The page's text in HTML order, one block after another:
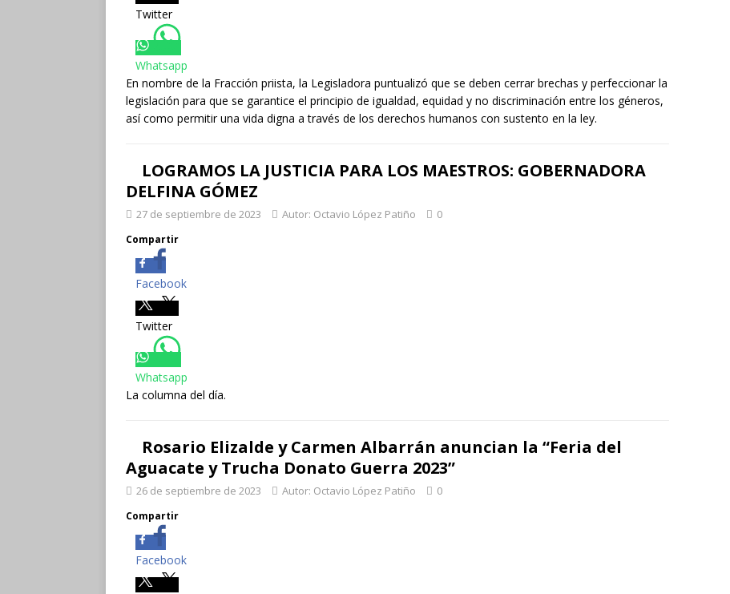
Twitter
Whatsapp
En nombre de la Fracción priista, la Legisladora puntualizó que se deben cerrar brechas y perfeccionar la
legislación para que se garantice el principio de igualdad, equidad y no discriminación entre los géneros,
así como permitir una vida digna a través de los derechos humanos con sustento en la ley.
LOGRAMOS LA JUSTICIA PARA LOS MAESTROS: GOBERNADORA
DELFINA GÓMEZ
27 de septiembre de 2023 Autor: Octavio López Patiño 0
Compartir
Facebook
Twitter
Whatsapp
La columna del día.
Rosario Elizalde y Carmen Albarrán anuncian la “Feria del
Aguacate y Trucha Donato Guerra 2023”
26 de septiembre de 2023 Autor: Octavio López Patiño 0
Compartir
Facebook